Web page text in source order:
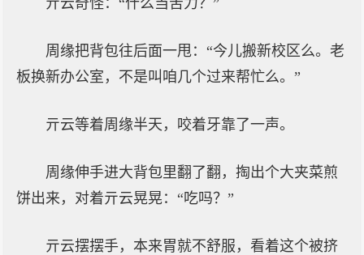
亓云奇怪：“什么当苦力？”
周缘把背包往后面一甩：“今儿搬新校区么。老
板换新办公室，不是叫咱几个过来帮忙么。”
亓云等着周缘半天，咬着牙靠了一声。
周缘伸手进大背包里翻了翻，掏出个大夹菜煎
饼出来，对着亓云晃晃：“吃吗？”
亓云摆摆手，本来胃就不舒服，看着这个被挤